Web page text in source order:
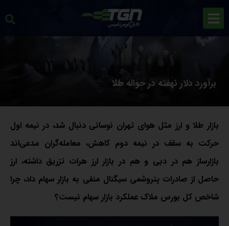
برآورد دلار نهفته در حواله طلا
بازار طلا و ارز مثل هوای تهران نوسانی دنبال شد، در نیمه اول
حرکت به سقف در نیمه دوم کاهش، معامله‌گران مدعی‌اند
بازارساز هم در دبی و هم در بازار ارز هرات تزریق داشته،‌ ارز
حاصل از صادرات پتروشمی سیگنال منفی به بازار سهام داد، چرا
شاخص کل بورس ملاک عملکرد بازار سهام نیست؟